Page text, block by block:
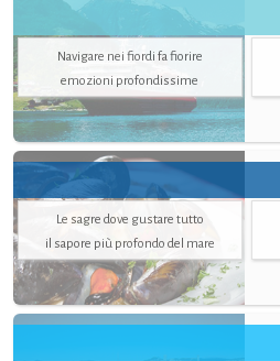
Navigare nei fiordi fa fiorire
emozioni profondissime
Le sagre dove gustare tutto
il sapore più profondo del mare